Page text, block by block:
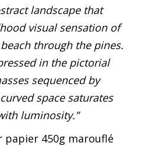
landscape that
visual sensation of
through the pines.
in the pictorial
sequenced by
space saturates
luminosity.”
papier 450g marouflé